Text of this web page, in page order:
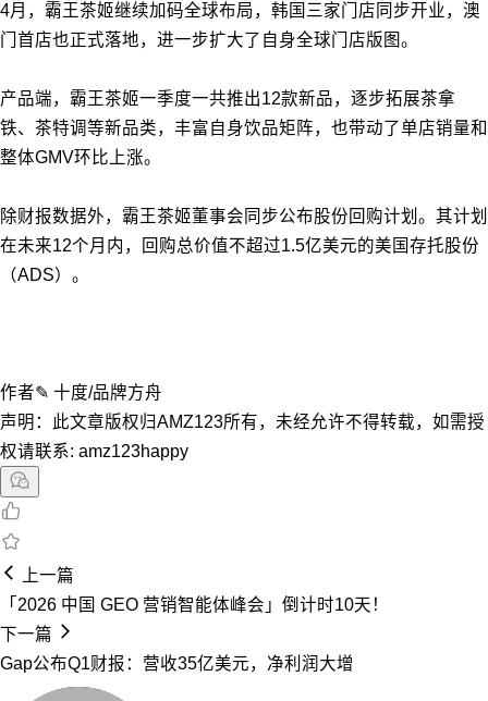
4月，霸王茶姬继续加码全球布局，韩国三家门店同步开业，澳
门首店也正式落地，进一步扩大了自身全球门店版图。
产品端，霸王茶姬一季度一共推出12款新品，逐步拓展茶拿
铁、茶特调等新品类，丰富自身饮品矩阵，也带动了单店销量和
整体GMV环比上涨。
除财报数据外，霸王茶姬董事会同步公布股份回购计划。其计划
在未来12个月内，回购总价值不超过1.5亿美元的美国存托股份
（ADS）。
作者✎ 十度/品牌方舟
声明：此文章版权归AMZ123所有，未经允许不得转载，如需授
权请联系: amz123happy
上一篇
「2026 中国 GEO 营销智能体峰会」倒计时10天！
下一篇
Gap公布Q1财报：营收35亿美元，净利润大增